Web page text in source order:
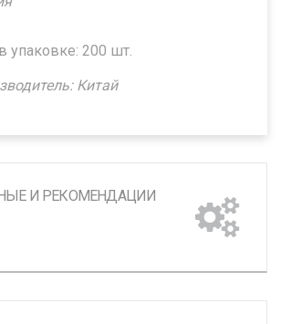
упаковке: 200 шт.
Китай
И РЕКОМЕНДАЦИИ